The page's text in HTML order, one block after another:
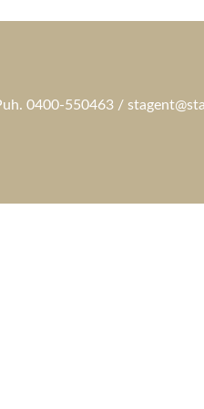
0400-550463 /